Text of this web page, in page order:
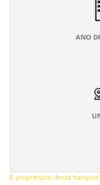
ANO
É proprietário desta